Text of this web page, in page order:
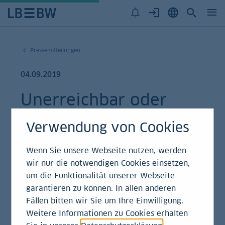
Pressemitteilungen
04.09.2019
Unerreichbar oder
plötzlich
erschwinglich? Der
Standort macht’s!
Pressemitteilung
Verwendung von Cookies
Wenn Sie unsere Webseite nutzen, werden
wir nur die notwendigen Cookies einsetzen,
um die Funktionalität unserer Webseite
garantieren zu können. In allen anderen
Fällen bitten wir Sie um Ihre Einwilligung.
Weitere Informationen zu Cookies erhalten